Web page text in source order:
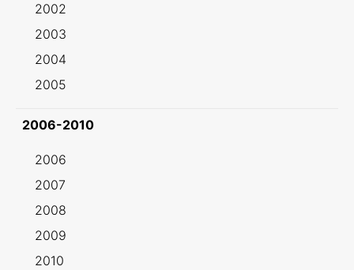
2002
2003
2004
2005
2006-2010
2006
2007
2008
2009
2010